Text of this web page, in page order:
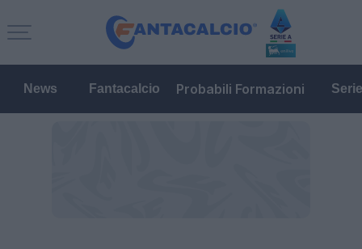
News Fantacalcio Probabili Formazioni